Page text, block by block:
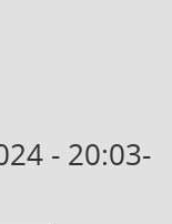
- 20:03-